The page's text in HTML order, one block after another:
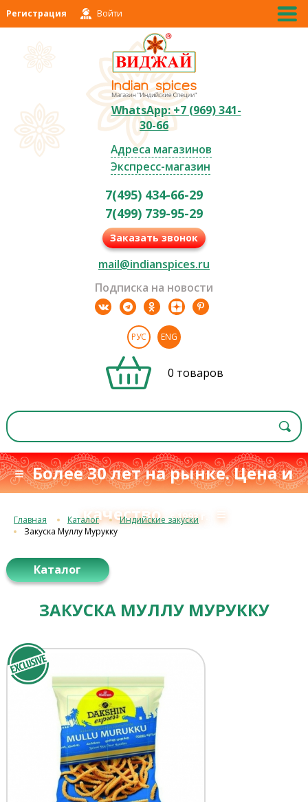
Регистрация Войти
WhatsApp: +7 (969) 341-
30-66
Адреса магазинов
Экспресс-магазин
7(495) 434-66-29
7(499) 739-95-29
Заказать звонок
mail@indianspices.ru
Подписка на новости
РУС ENG
0 товаров
≡ Более 30 лет на рынке. Цена и
качествос 1993 г. ≡
Главная Каталог
Индийские закуски
Закуска Муллу Мурукку
Каталог
ЗАКУСКА МУЛЛУ МУРУККУ